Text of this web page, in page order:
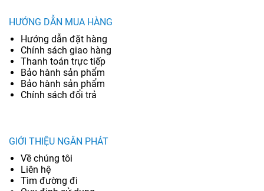
HƯỚNG DẪN MUA HÀNG
Hướng dẫn đặt hàng
Chính sách giao hàng
Thanh toán trực tiếp
Bảo hành sản phẩm
Bảo hành sản phẩm
Chính sách đổi trả
GIỚI THIỆU NGÂN PHÁT
Về chúng tôi
Liên hệ
Tìm đường đi